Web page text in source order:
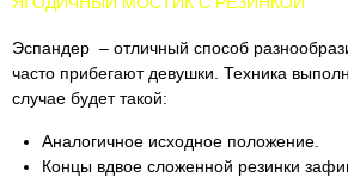
Эспандер – отличный способ
часто прибегают девушки. Техника
случае будет такой:
Аналогичное исходное положение.
Концы вдвое сложенной резинки